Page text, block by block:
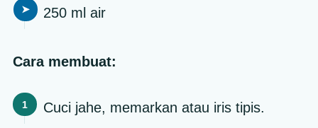
250 ml air
Cara membuat:
Cuci jahe, memarkan atau iris tipis.